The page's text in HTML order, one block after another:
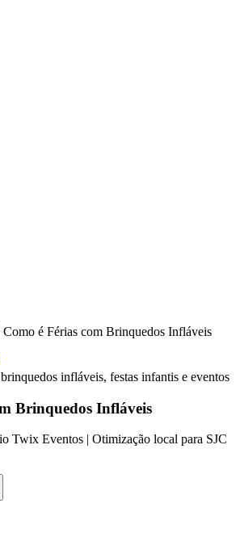
Como é Férias com Brinquedos Infláveis
infláveis, festas infantis e eventos
Brinquedos Infláveis
Twix Eventos | Otimização local para SJC